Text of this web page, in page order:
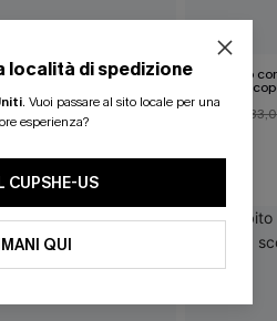
monospalla con
€
Mini abito
schiena
ANCHE
località di spedizione
. Vuoi passare al sito locale per una
esperienza?
CUPSHE-US
QUI